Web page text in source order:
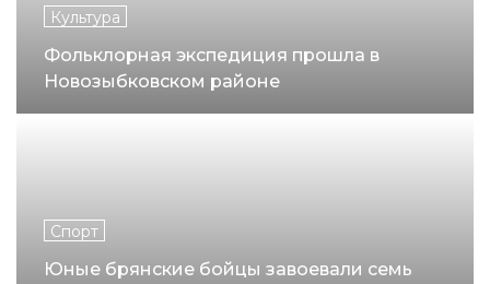
Культура
Фольклорная экспедиция прошла в
Новозыбковском районе
Спорт
Юные брянские бойцы завоевали семь